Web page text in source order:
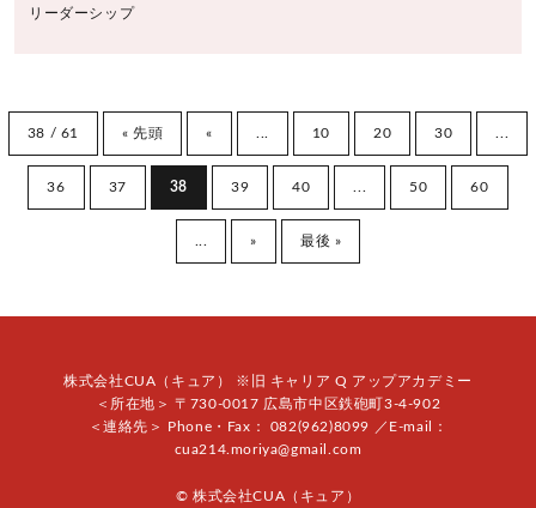
リーダーシップ
38 / 61 « 先頭 « ... 10 20 30 ...
36 37 38 39 40 ... 50 60
... » 最後 »
株式会社CUA（キュア） ※旧 キャリア Q アップアカデミー
＜所在地＞ 〒730-0017 広島市中区鉄砲町3-4-902
＜連絡先＞ Phone・Fax： 082(962)8099 ／E‐mail：
cua214.moriya@gmail.com
© 株式会社CUA（キュア）